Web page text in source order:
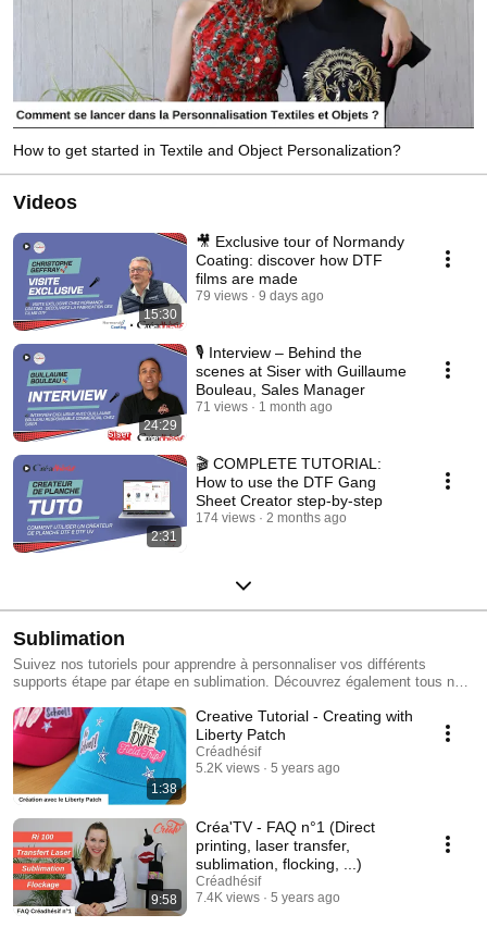
How to get started in Textile and Object Personalization?
Videos
15:30
🎥 Exclusive tour of Normandy
Coating: discover how DTF
films are made
79 views 9 days ago
24:29
🎙️ Interview – Behind the
scenes at Siser with Guillaume
Bouleau, Sales Manager
71 views 1 month ago
2:31
🎬 COMPLETE TUTORIAL:
How to use the DTF Gang
Sheet Creator step-by-step
174 views 2 months ago
Sublimation
Suivez nos tutoriels pour apprendre à personnaliser vos différents
supports étape par étape en sublimation. Découvrez également tous nos
coton et foncés ! De nombreuses formations en ligne , gratuites , courtes
et ouvertes à tous sont disponibles. Pour vous inscrire, rendez-vous sur
notre site www.creadhesif.com dans la rubrique Formations / Formations
en ligne.
1:38
Creative Tutorial - Creating with
Liberty Patch
Créadhésif
5.2K views
5 years ago
9:58
Créa'TV - FAQ n°1 (Direct
printing, laser transfer,
sublimation, flocking, ...)
Créadhésif
7.4K views
5 years ago